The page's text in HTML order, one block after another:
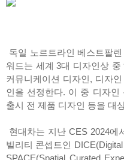
독일 노르트라인 베스트팔
워드는 세계 3대 디자인상
커뮤니케이션 디자인, 디자
인을 선정한다. 이 중 디자인
출시 전 제품 디자인 등을 대
현대차는 지난 CES 2024에
빌리티 콘셉트인